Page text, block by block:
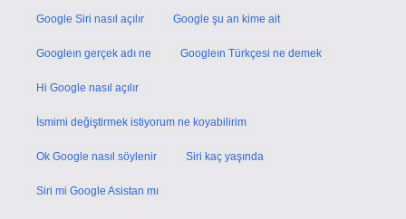
Google Siri nasıl açılır Google şu an kime ait
Googleın gerçek adı ne Googleın Türkçesi ne demek
Hi Google nasıl açılır
İsmimi değiştirmek istiyorum ne koyabilirim
Ok Google nasıl söylenir Siri kaç yaşında
Siri mi Google Asistan mı